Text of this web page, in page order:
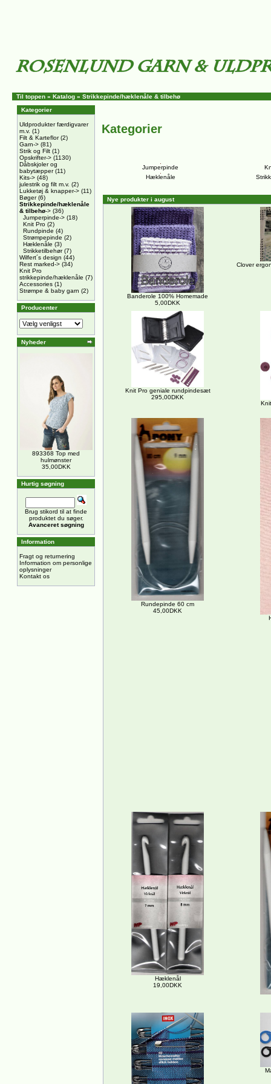
Til toppen » Katalog » Strikkepinde/hæklenåle & tilbehø
Kategorier
Uldprodukter færdigvarer
m.v. (1)
Filt & Karteflor(2)
Garn-> (81)
Strik og Filt (1)
Opskrifter-> (1130)
Dåbskjoler og
babytæpper(11)
Kits-> (48)
julestrik og filt m.v. (2)
Lukketøj & knapper-> (11)
Bøger(6)
Strikkepinde/hæklenåle
& tilbehø-> (36)
Jumperpinde-> (18)
Knit Pro (2)
Rundpinde (4)
Strømpepinde (2)
Hæklenåle (3)
Strikketilbehør(7)
Wilfert´s design (44)
Rest marked-> (34)
Knit Pro
strikkepinde/hæklenåle (7)
Accessories (1)
Strømpe & baby garn (2)
Producenter
Nyheder
893368 Top med
hulmønster
35,00DKK
Hurtig søgning
Brug stikord til at finde
produktet du søger.
Avanceret søgning
Information
Fragt og returnering
Information om personlige
oplysninger
Kontakt os
Kategorier
Jumperpinde
Hæklenåle
Nye produkter i august
Banderole 100% Homemade
5,00DKK
Clover
Knit Pro geniale rundpindesæt
295,00DKK
Rundepinde 60 cm
45,00DKK
Hæklenål
19,00DKK